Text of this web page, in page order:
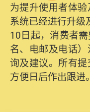
为提升使用者体
系统已经进行升级
10日起，消费者
名、电邮及电话
询及建议。所有提
方便日后作出跟进。